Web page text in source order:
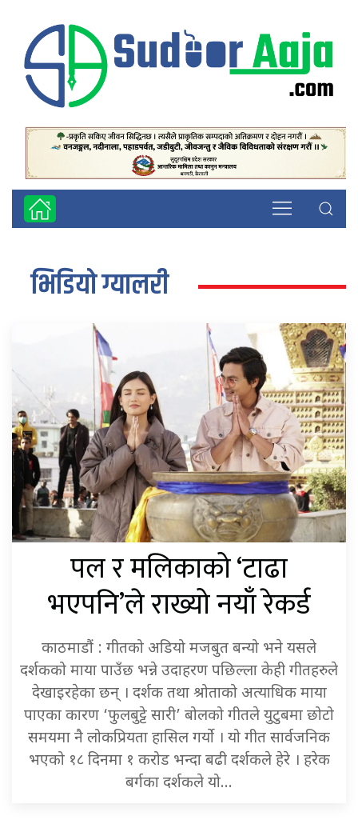
भिडियो ग्यालरी
पल र मलिकाको ‘टाढा
भएपनि’ले राख्यो नयाँ रेकर्ड
काठमाडौं : गीतको अडियो मजबुत बन्यो भने यसले
दर्शकको माया पाउँछ भन्ने उदाहरण पछिल्ला केही गीतहरुले
देखाइरहेका छन् । दर्शक तथा श्रोताको अत्याधिक माया
पाएका कारण ‘फुलबुट्टे सारी’ बोलको गीतले युटुबमा छोटो
समयमा नै लोकप्रियता हासिल गर्यो । यो गीत सार्वजनिक
भएको १८ दिनमा १ करोड भन्दा बढी दर्शकले हेरे । हरेक
बर्गका दर्शकले यो…